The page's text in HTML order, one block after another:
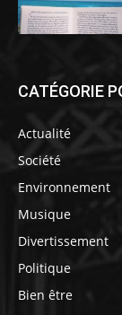
CATÉGORIE
Actualité
Société
Environnement
Musique
Divertissement
Politique
Bien être